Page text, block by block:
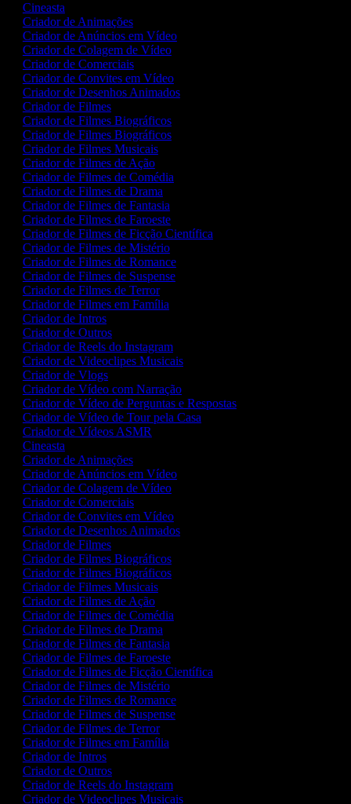
Cineasta
Criador de Animações
Criador de Anúncios em Vídeo
Criador de Colagem de Vídeo
Criador de Comerciais
Criador de Convites em Vídeo
Criador de Desenhos Animados
Criador de Filmes
Criador de Filmes Biográficos
Criador de Filmes Biográficos
Criador de Filmes Musicais
Criador de Filmes de Ação
Criador de Filmes de Comédia
Criador de Filmes de Drama
Criador de Filmes de Fantasia
Criador de Filmes de Faroeste
Criador de Filmes de Ficção Científica
Criador de Filmes de Mistério
Criador de Filmes de Romance
Criador de Filmes de Suspense
Criador de Filmes de Terror
Criador de Filmes em Família
Criador de Intros
Criador de Outros
Criador de Reels do Instagram
Criador de Videoclipes Musicais
Criador de Vlogs
Criador de Vídeo com Narração
Criador de Vídeo de Perguntas e Respostas
Criador de Vídeo de Tour pela Casa
Criador de Vídeos ASMR
Cineasta
Criador de Animações
Criador de Anúncios em Vídeo
Criador de Colagem de Vídeo
Criador de Comerciais
Criador de Convites em Vídeo
Criador de Desenhos Animados
Criador de Filmes
Criador de Filmes Biográficos
Criador de Filmes Biográficos
Criador de Filmes Musicais
Criador de Filmes de Ação
Criador de Filmes de Comédia
Criador de Filmes de Drama
Criador de Filmes de Fantasia
Criador de Filmes de Faroeste
Criador de Filmes de Ficção Científica
Criador de Filmes de Mistério
Criador de Filmes de Romance
Criador de Filmes de Suspense
Criador de Filmes de Terror
Criador de Filmes em Família
Criador de Intros
Criador de Outros
Criador de Reels do Instagram
Criador de Videoclipes Musicais